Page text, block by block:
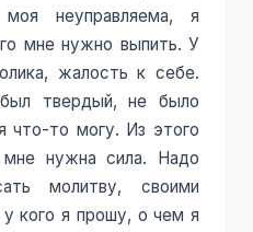
неуправляема, я
мне нужно выпить. У
жалость к себе.
твердый, не было
что-то могу. Из этого
нужна сила. Надо
молитву, своими
кого я прошу, о чем я